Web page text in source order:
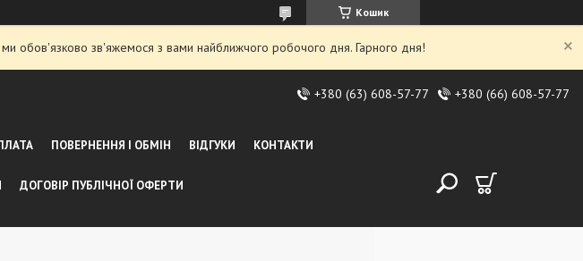
Кошик
обов'язково зв'яжемося з вами найближчого робочого дня. Гарного дня!
+380 (63) 608-57-77 +380 (66) 608-57-77
ПОВЕРНЕННЯ І ОБМІН ВІДГУКИ КОНТАКТИ
ДОГОВІР ПУБЛІЧНОЇ ОФЕРТИ